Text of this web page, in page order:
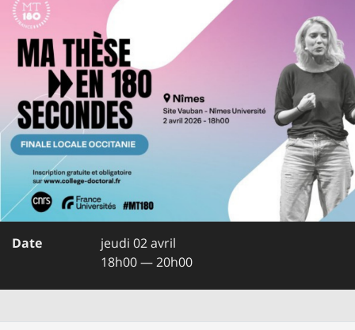
Date
jeudi 02 avril
18h00 — 20h00